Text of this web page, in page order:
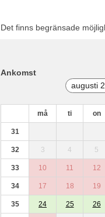
Det finns begränsade
Ankomst
må ti on
31
32 3 4 5
33 10 11 12
34 17 18 19
35 24 25 26